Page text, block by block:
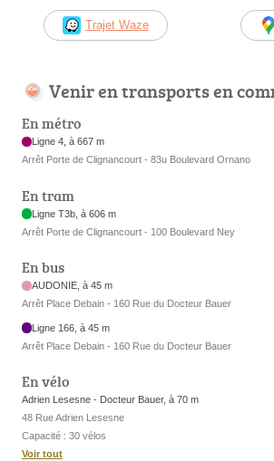
Trajet Waze
Venir en transports en
En métro
Ligne 4, à 667 m
Arrêt Porte de Clignancourt - 83u Boulevard Ornano
En tram
Ligne T3b, à 606 m
Arrêt Porte de Clignancourt - 100 Boulevard Ney
En bus
AUDONIE, à 45 m
Arrêt Place Debain - 160 Rue du Docteur Bauer
Ligne 166, à 45 m
Arrêt Place Debain - 160 Rue du Docteur Bauer
En vélo
Adrien Lesesne - Docteur Bauer, à 70 m
48 Rue Adrien Lesesne
Capacité : 30 vélos
Voir tout